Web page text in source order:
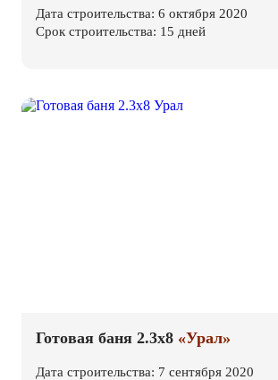
Дата строительства: 6 октября 2020
Срок строительства: 15 дней
Готовая баня 2.3х8 «Урал»
Дата строительства: 7 сентября 2020